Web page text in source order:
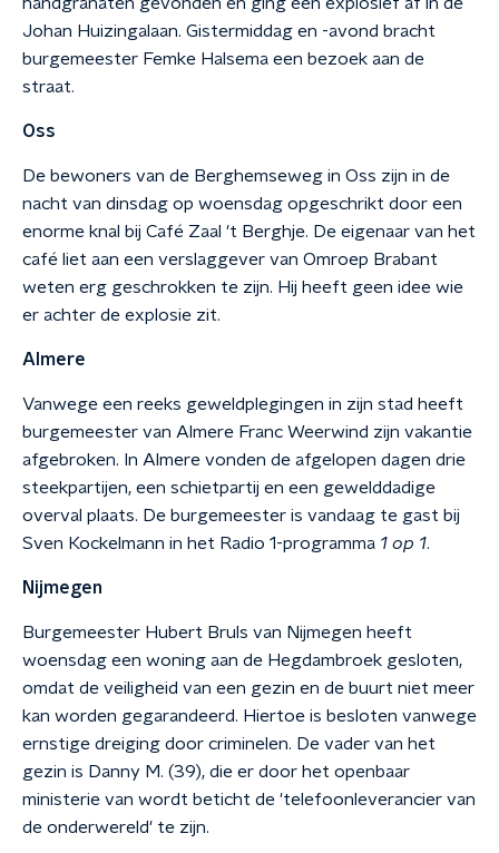
Johan Huizingalaan. Gistermiddag en -avond bracht
burgemeester Femke Halsema een bezoek aan de
straat.
Oss
De bewoners van de Berghemseweg in Oss zijn in de
nacht van dinsdag op woensdag opgeschrikt door een
enorme knal bij Café Zaal 't Berghje. De eigenaar van het
café liet aan een verslaggever van Omroep Brabant
weten erg geschrokken te zijn. Hij heeft geen idee wie
er achter de explosie zit.
Almere
Vanwege een reeks geweldplegingen in zijn stad heeft
burgemeester van Almere Franc Weerwind zijn vakantie
afgebroken. In Almere vonden de afgelopen dagen drie
steekpartijen, een schietpartij en een gewelddadige
overval plaats. De burgemeester is vandaag te gast bij
Sven Kockelmann in het Radio 1-programma 1 op 1.
Nijmegen
Burgemeester Hubert Bruls van Nijmegen heeft
woensdag een woning aan de Hegdambroek gesloten,
omdat de veiligheid van een gezin en de buurt niet meer
kan worden gegarandeerd. Hiertoe is besloten vanwege
ernstige dreiging door criminelen. De vader van het
gezin is Danny M. (39), die er door het openbaar
ministerie van wordt beticht de 'telefoonleverancier van
de onderwereld' te zijn.